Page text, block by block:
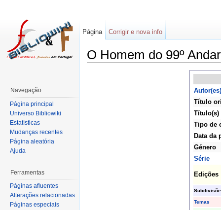
O Homem do 99º Andar
Autor(es)
Título
Título(s)
Tipo de
Data da
Género
Série
Edições
Temas
Página Corrigir e nova info
Navegação
Página principal
Universo Bibliowiki
Estatísticas
Mudanças recentes
Página aleatória
Ajuda
Ferramentas
Páginas afluentes
Alterações relacionadas
Páginas especiais